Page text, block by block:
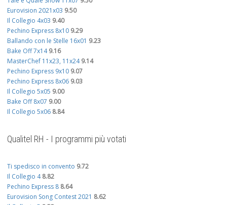
Eurovision 2021x03 9.50
Il Collegio 4x03 9.40
Pechino Express 8x10 9.29
Ballando con le Stelle 16x01 9.23
Bake Off 7x14 9.16
MasterChef 11x23, 11x24 9.14
Pechino Express 9x10 9.07
Pechino Express 8x06 9.03
Il Collegio 5x05 9.00
Bake Off 8x07 9.00
Il Collegio 5x06 8.84
Qualitel RH - I programmi più votati
Ti spedisco in convento 9.72
Il Collegio 4 8.82
Pechino Express 8 8.64
Eurovision Song Contest 2021 8.62